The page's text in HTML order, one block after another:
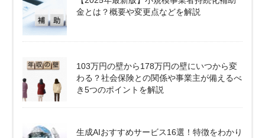
金とは？概要や変更点などを解説
103万円の壁から178万円の壁にいつから変
わる？社会保険との関係や事業主が備えるべ
き5つのポイントを解説
生成AIおすすめサービス16選！特徴をわかり